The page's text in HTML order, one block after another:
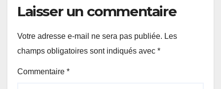
Laisser un commentaire
Votre adresse e-mail ne sera pas publiée. Les
champs obligatoires sont indiqués avec *
Commentaire *